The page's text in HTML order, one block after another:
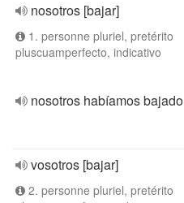
nosotros [bajar]
1. personne pluriel, pretérito
pluscuamperfecto, indicativo
nosotros habíamos bajado
vosotros [bajar]
2. personne pluriel, pretérito